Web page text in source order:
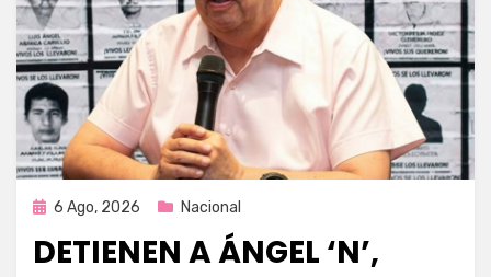
Publicada
6 Ago, 2026 Nacional
DETIENEN A ÁNGEL ‘N’,